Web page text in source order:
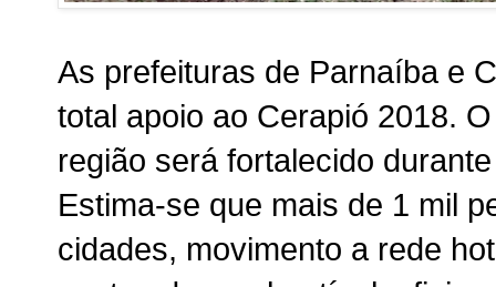
As prefeituras de Parnaíba e
total apoio ao Cerapió 2018.
região será fortalecido
Estima-se que mais de 1 mil
cidades, movimento a rede